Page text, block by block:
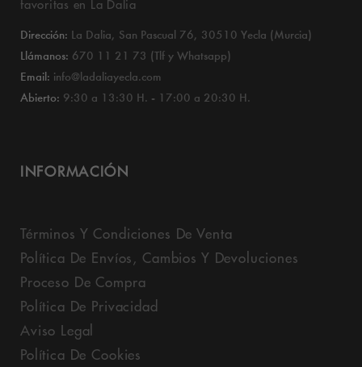
favoritas en La Dalia
Dirección: La Dalia, San Pascual 76, 30510 Yecla (Murcia)
Llámanos: 670 11 21 73 (Tlf y Whatsapp)
Email: info@ladaliayecla.com
Abierto: 9:30 a 13:30 H. - 17:00 a 20:30 H.
INFORMACIÓN
Términos Y Condiciones De Venta
Política De Envíos, Cambios Y Devoluciones
Proceso De Compra
Política De Privacidad
Aviso Legal
Política De Cookies